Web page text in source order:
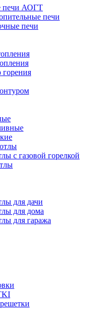
печи АОГТ
печи
печи
горения
с газовой горелкой
для дачи
для дома
для гаража